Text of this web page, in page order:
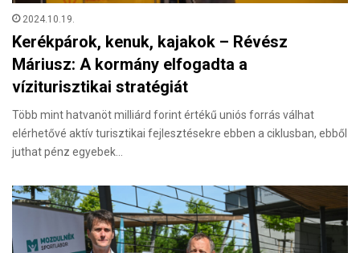
2024.10.19.
Kerékpárok, kenuk, kajakok – Révész
Máriusz: A kormány elfogadta a
víziturisztikai stratégiát
Több mint hatvanöt milliárd forint értékű uniós forrás válhat
elérhetővé aktív turisztikai fejlesztésekre ebben a ciklusban, ebből
juthat pénz egyebek…